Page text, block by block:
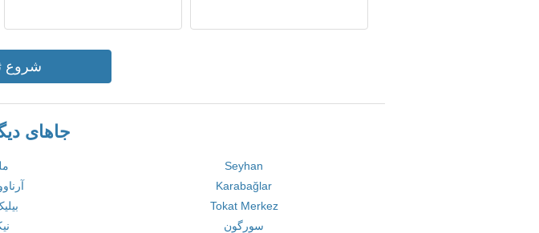
شروع
جاهای
Seyhan
Karabağlar
Tokat Merkez
سورگون